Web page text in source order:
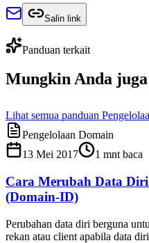
Salin link
Panduan terkait
Mungkin Anda juga
Lihat semua panduan
Pengelolaan Domain
13 Mei 2017
1 mnt baca
Cara Merubah Data
(Domain-ID)
Perubahan data diri berguna
rekan atau client apabila data